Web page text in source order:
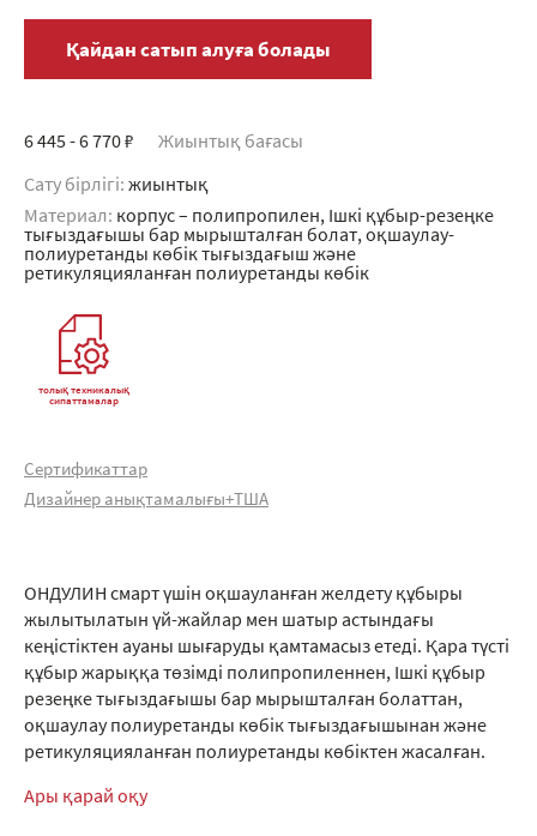
Қайдан сатып алуға болады
6 445 - 6 770 ₽ Жиынтық бағасы
Сату бірлігі: жиынтық
Материал: корпус – полипропилен, Ішкі құбыр-резеңке
тығыздағышы бар мырышталған болат, оқшаулау-
полиуретанды көбік тығыздағыш және
ретикуляцияланған полиуретанды көбік
толық техникалық
сипаттамалар
Сертификаттар
Дизайнер анықтамалығы+ТША
ОНДУЛИН смарт үшін оқшауланған желдету құбыры
жылытылатын үй-жайлар мен шатыр астындағы
кеңістіктен ауаны шығаруды қамтамасыз етеді. Қара түсті
құбыр жарыққа төзімді полипропиленнен, Ішкі құбыр
резеңке тығыздағышы бар мырышталған болаттан,
оқшаулау полиуретанды көбік тығыздағышынан және
ретикуляцияланған полиуретанды көбіктен жасалған.
Ары қарай оқу